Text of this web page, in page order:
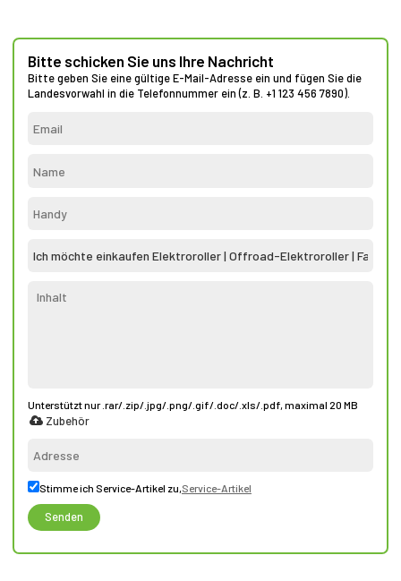
Bitte schicken Sie uns Ihre Nachricht
Bitte geben Sie eine gültige E-Mail-Adresse ein und fügen Sie die
Landesvorwahl in die Telefonnummer ein (z. B. +1 123 456 7890).
Unterstützt nur .rar/.zip/.jpg/.png/.gif/.doc/.xls/.pdf, maximal 20 MB
Zubehör
Stimme ich Service-Artikel zu,Service-Artikel
Senden